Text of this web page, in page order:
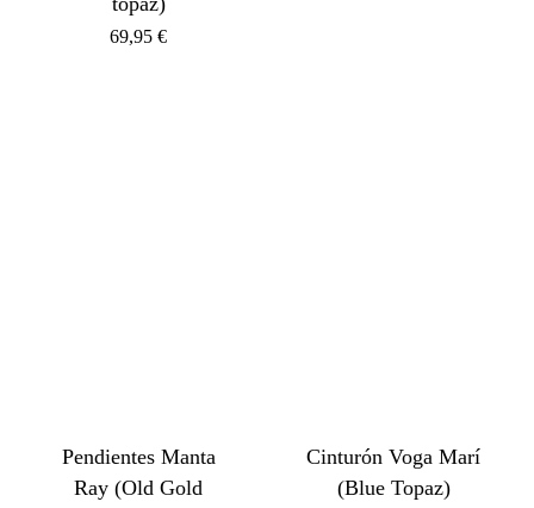
69,95€
Pendientes Manta
Ray (Old Gold
Cinturón Voga Marí
(Blue Topaz)